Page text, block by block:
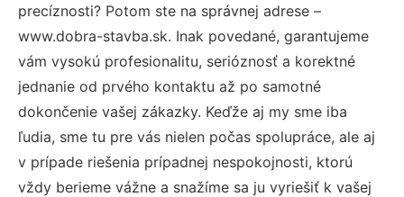
precíznosti? Potom ste na správnej adrese –
www.dobra-stavba.sk. Inak povedané, garantujeme
vám vysokú profesionalitu, serióznosť a korektné
jednanie od prvého kontaktu až po samotné
dokončenie vašej zákazky. Keďže aj my sme iba
ľudia, sme tu pre vás nielen počas spolupráce, ale aj
v prípade riešenia prípadnej nespokojnosti, ktorú
vždy berieme vážne a snažíme sa ju vyriešiť k vašej